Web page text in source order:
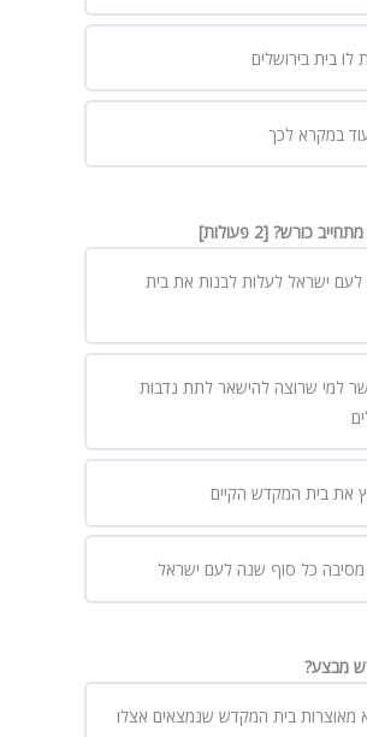
לו בית בירושלים
במקרא לכך
כורש? [2 פעולות]
ישראל לעלות לבנות את בית
למי שרוצה להישאר לתת נדבות
את בית המקדש הקיים
מסיבה כל סוף שנה לעם ישראל
מבצע?
מאוצרות בית המקדש שנמצאים אצלו